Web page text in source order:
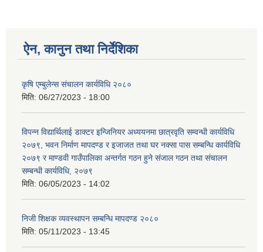
ऐन, कानुन तथा निर्देशिका
कृषि एम्बुलेन्स संचालन कार्यविधि २०८०
मिति: 06/27/2023 - 18:00
विपन्न विद्यार्थिलाई डाक्टर इन्जिनियर अध्ययनमा छात्रवृति सम्वन्धी कार्यविधि
२०७९, भवन निर्माण मापदण्ड र इजाजत तथा घर नक्सा पास सम्बन्धि कार्यविधि
२०७९ र माण्डवी गाउँपालिका अन्तर्गत गठन हुने संजाल गठन तथा संचालन
सम्बन्धी कार्यविधि, २०७९
मिति: 06/05/2023 - 14:02
निजी शिक्षक व्यवस्थापन सम्बन्धि मापदण्ड २०८०
मिति: 05/11/2023 - 13:45